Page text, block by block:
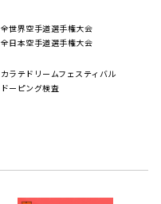
全世界空手道選手権大会
全日本空手道選手権大会
カラテドリームフェスティバル
ドーピング検査